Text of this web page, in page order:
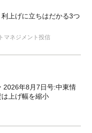
上げに立ちはだかる3つ
マネジメント投信
2026年8月7日号:中東情
上げ幅を縮小